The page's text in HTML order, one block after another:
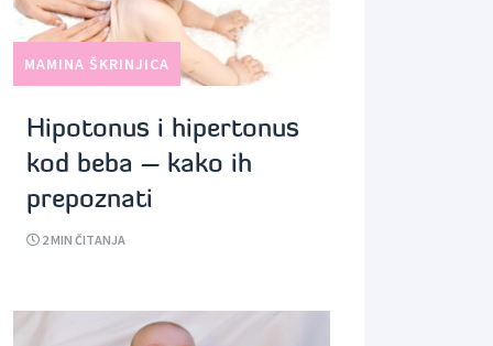
MAMINA ŠKRINJICA
Hipotonus i hipertonus
kod beba – kako ih
prepoznati
2MIN ČITANJA